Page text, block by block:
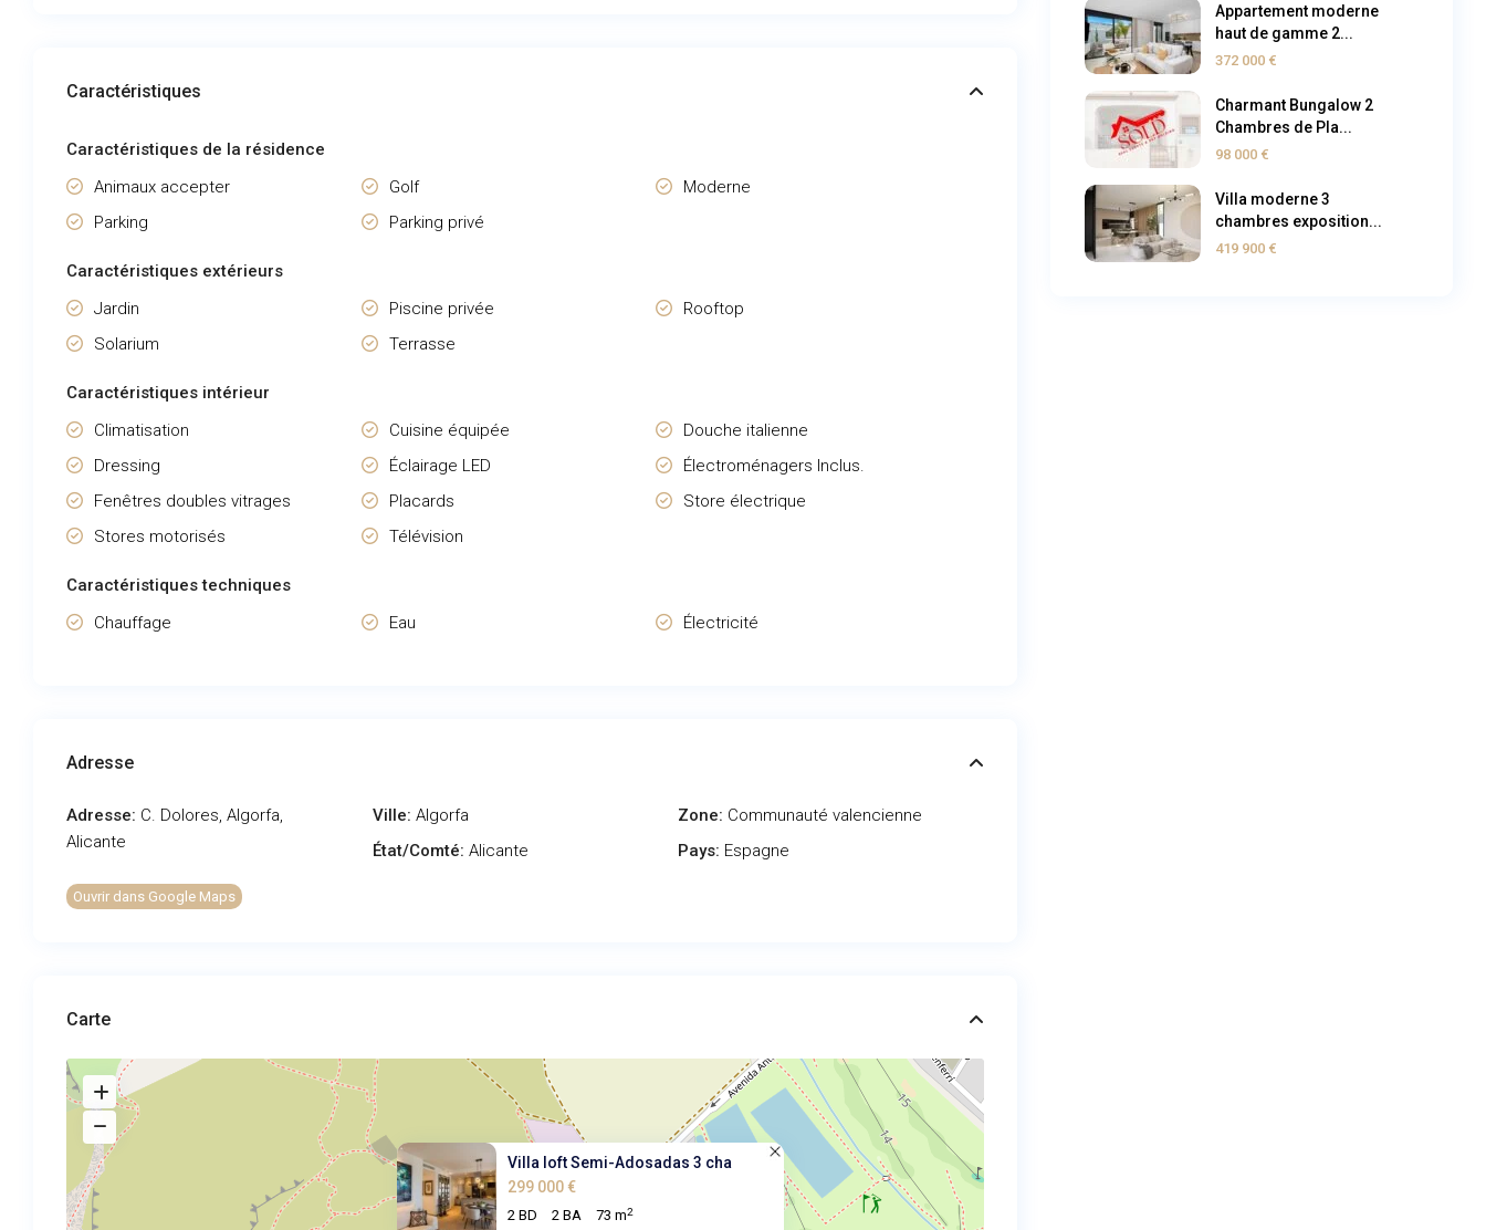
Caractéristiques
Caractéristiques de la résidence
Animaux accepter
Golf
Moderne
Parking
Parking privé
Caractéristiques extérieurs
Jardin
Piscine privée
Rooftop
Solarium
Terrasse
Caractéristiques intérieur
Climatisation
Cuisine équipée
Douche italienne
Dressing
Éclairage LED
Électroménagers Inclus.
Fenêtres doubles vitrages
Placards
Store électrique
Stores motorisés
Télévision
Caractéristiques techniques
Chauffage
Eau Électricité
Adresse
Adresse: C. Dolores, Algorfa,
Alicante
Ville: Algorfa Zone: Communauté valencienne
État/Comté: Alicante Pays: Espagne
Ouvrir dans Google Maps
Carte
Villa loft Semi-Adosadas 3 cha
299 000 €
2 BD 2 BA 73 m2
Appartement moderne
haut de gamme 2...
372 000 €
Charmant Bungalow 2
Chambres de Pla...
98 000 €
Villa moderne 3
chambres exposition...
419 900 €